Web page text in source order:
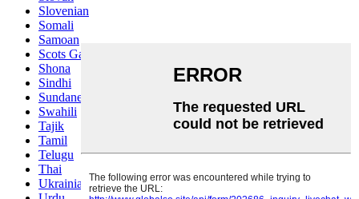
Slovenian
Somali
Samoan
Scots Gaelic
Shona
Sindhi
Sundanese
Swahili
Tajik
Tamil
Telugu
Thai
Ukrainian